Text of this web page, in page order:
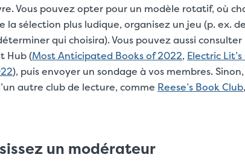
Vous pouvez opter pour un modèle rotatif, où
la sélection plus ludique, organisez un jeu (p. ex.
qui choisira). Vous pouvez aussi
Hub (Most Anticipated Books of 2022, Electric
), puis envoyer un sondage à vos membres.
autre club de lecture, comme Reese’s Book Club,
un modérateur